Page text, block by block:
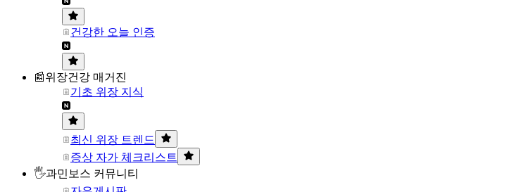
건강한 오늘 인증
📰위장건강 매거진
기초 위장 지식
최신 위장 트렌드
증상 자가 체크리스트
🖐과민보스 커뮤니티